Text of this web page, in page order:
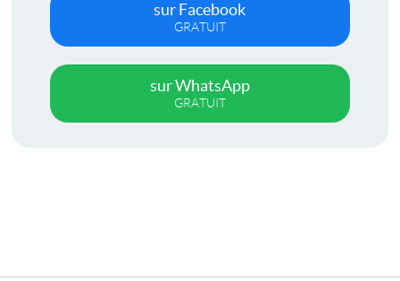
sur Facebook
GRATUIT
sur WhatsApp
GRATUIT